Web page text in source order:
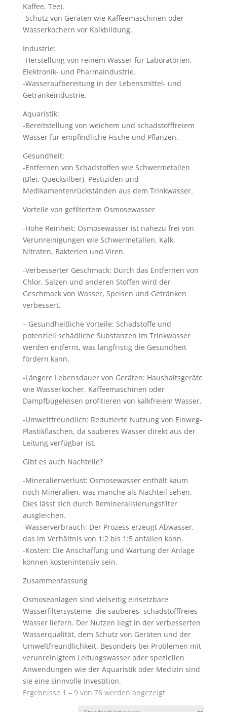
Kaffee, Tee).
-Schutz von Geräten wie Kaffeemaschinen oder
Wasserkochern vor Kalkbildung.
Industrie:
-Herstellung von reinem Wasser für Laboratorien,
Elektronik- und Pharmaindustrie.
-Wasseraufbereitung in der Lebensmittel- und
Getränkeindustrie.
Aquaristik:
-Bereitstellung von weichem und schadstofffreiem
Wasser für empfindliche Fische und Pflanzen.
Gesundheit:
-Entfernen von Schadstoffen wie Schwermetallen
(Blei, Quecksilber), Pestiziden und
Medikamentenrückständen aus dem Trinkwasser.
Vorteile von gefiltertem Osmosewasser
-Hohe Reinheit: Osmosewasser ist nahezu frei von
Verunreinigungen wie Schwermetallen, Kalk,
Nitraten, Bakterien und Viren.
-Verbesserter Geschmack: Durch das Entfernen von
Chlor, Salzen und anderen Stoffen wird der
Geschmack von Wasser, Speisen und Getränken
verbessert.
– Gesundheitliche Vorteile: Schadstoffe und
potenziell schädliche Substanzen im Trinkwasser
werden entfernt, was langfristig die Gesundheit
fördern kann.
-Längere Lebensdauer von Geräten: Haushaltsgeräte
wie Wasserkocher, Kaffeemaschinen oder
Dampfbügeleisen profitieren von kalkfreiem Wasser.
-Umweltfreundlich: Reduzierte Nutzung von Einweg-
Plastikflaschen, da sauberes Wasser direkt aus der
Leitung verfügbar ist.
Gibt es auch Nachteile?
-Mineralienverlust: Osmosewasser enthält kaum
noch Mineralien, was manche als Nachteil sehen.
Dies lässt sich durch Remineralisierungsfilter
ausgleichen.
-Wasserverbrauch: Der Prozess erzeugt Abwasser,
das im Verhältnis von 1:2 bis 1:5 anfallen kann.
-Kosten: Die Anschaffung und Wartung der Anlage
können kostenintensiv sein.
Zusammenfassung
Osmoseanlagen sind vielseitig einsetzbare
Wasserfiltersysteme, die sauberes, schadstofffreies
Wasser liefern. Der Nutzen liegt in der verbesserten
Wasserqualität, dem Schutz von Geräten und der
Umweltfreundlichkeit. Besonders bei Problemen mit
verunreinigtem Leitungswasser oder speziellen
Anwendungen wie der Aquaristik oder Medizin sind
sie eine sinnvolle Investition.
Ergebnisse 1 – 9 von 76 werden angezeigt